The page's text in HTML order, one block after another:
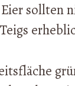
sollten